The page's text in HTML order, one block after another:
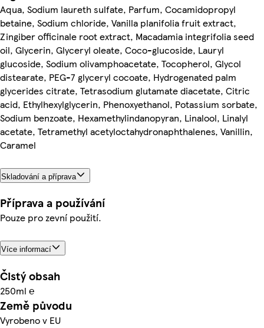
Aqua, Sodium laureth sulfate, Parfum, Cocamidopropyl
betaine, Sodium chloride, Vanilla planifolia fruit extract,
Zingiber officinale root extract, Macadamia integrifolia seed
oil, Glycerin, Glyceryl oleate, Coco-glucoside, Lauryl
glucoside, Sodium olivamphoacetate, Tocopherol, Glycol
distearate, PEG-7 glyceryl cocoate, Hydrogenated palm
glycerides citrate, Tetrasodium glutamate diacetate, Citric
acid, Ethylhexylglycerin, Phenoxyethanol, Potassium sorbate,
Sodium benzoate, Hexamethylindanopyran, Linalool, Linalyl
acetate, Tetramethyl acetyloctahydronaphthalenes, Vanillin,
Caramel
Skladování a příprava
Příprava a používání
Pouze pro zevní použití.
Více informací
Čistý obsah
250ml ℮
Země původu
Vyrobeno v EU